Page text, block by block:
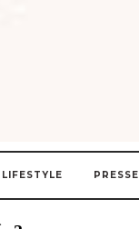
LIFESTYLE PRESSE